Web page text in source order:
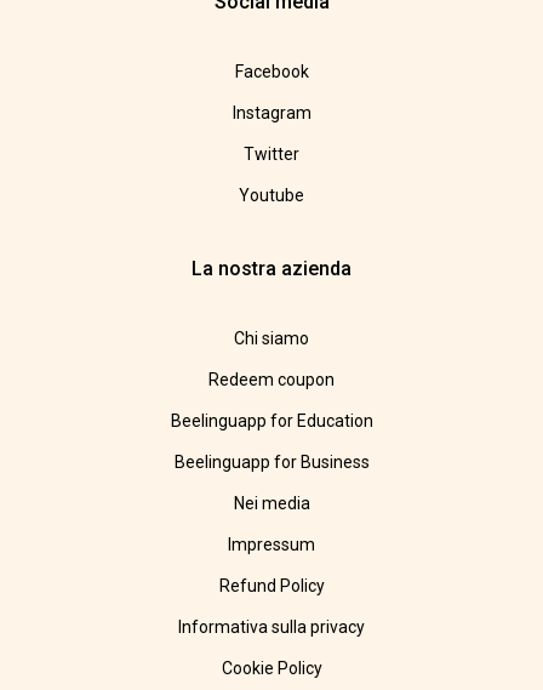
Facebook
Instagram
Twitter
Youtube
La nostra azienda
Chi siamo
Redeem coupon
Beelinguapp for Education
Beelinguapp for Business
Nei media
Impressum
Refund Policy
Informativa sulla privacy
Cookie Policy